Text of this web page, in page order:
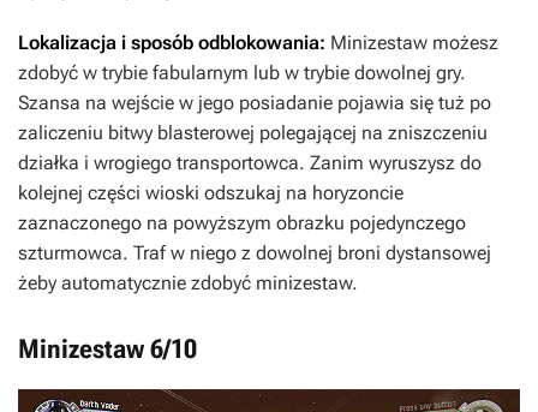
Lokalizacja i sposób odblokowania: Minizestaw możesz
zdobyć w trybie fabularnym lub w trybie dowolnej gry.
Szansa na wejście w jego posiadanie pojawia się tuż po
zaliczeniu bitwy blasterowej polegającej na zniszczeniu
działka i wrogiego transportowca. Zanim wyruszysz do
kolejnej części wioski odszukaj na horyzoncie
zaznaczonego na powyższym obrazku pojedynczego
szturmowca. Traf w niego z dowolnej broni dystansowej
żeby automatycznie zdobyć minizestaw.
Minizestaw 6/10